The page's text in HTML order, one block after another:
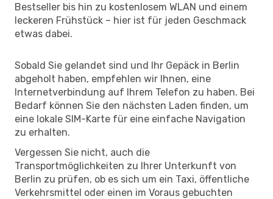
Bestseller bis hin zu kostenlosem WLAN und einem
leckeren Frühstück – hier ist für jeden Geschmack
etwas dabei.
Sobald Sie gelandet sind und Ihr Gepäck in Berlin
abgeholt haben, empfehlen wir Ihnen, eine
Internetverbindung auf Ihrem Telefon zu haben. Bei
Bedarf können Sie den nächsten Laden finden, um
eine lokale SIM-Karte für eine einfache Navigation
zu erhalten.
Vergessen Sie nicht, auch die
Transportmöglichkeiten zu Ihrer Unterkunft von
Berlin zu prüfen, ob es sich um ein Taxi, öffentliche
Verkehrsmittel oder einen im Voraus gebuchten